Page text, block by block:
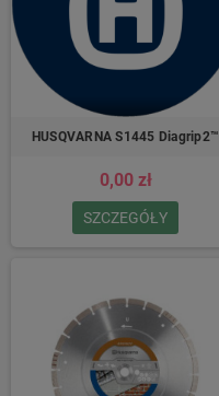
HUSQVARNA S1445 Diagrip2™
0,00 zł
SZCZEGÓŁY